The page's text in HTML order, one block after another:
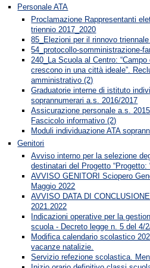
Personale ATA
Proclamazione Rappresentanti
triennio 2017_2020
85_Elezioni per il rinnovo
54_protocollo-somministrazione-
240_La Scuola al Centro:
crescono in una città ideale”.
amministrativo (2)
Graduatorie interne di istituto
soprannumerari a.s. 2016/2017
Assicurazione personale a.s.
Fascicolo informativo (2)
Moduli individuazione ATA
Genitori
Avviso interno per la selezione
destinatari del Progetto “Progetto:
AVVISO GENITORI Sciopero
Maggio 2022
AVVISO DATA DI
2021.2022
Indicazioni operative per la
scuola - Decreto legge n. 5 del 4/
Modifica calendario scolastico
vacanze natalizie.
Servizio refezione scolastica.